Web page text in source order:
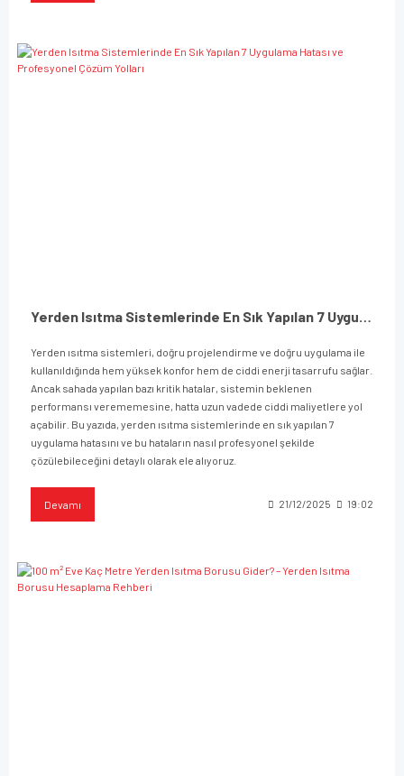
Yerden ısıtma sistemleri, doğru projelendirme ve doğru uygulama ile
kullanıldığında hem yüksek konfor hem de ciddi enerji tasarrufu sağlar.
Ancak sahada yapılan bazı kritik hatalar, sistemin beklenen
performansı verememesine, hatta uzun vadede ciddi maliyetlere yol
açabilir. Bu yazıda, yerden ısıtma sistemlerinde en sık yapılan 7
uygulama hatasını ve bu hataların nasıl profesyonel şekilde
çözülebileceğini detaylı olarak ele alıyoruz.
Devamı 21/12/2025 19:02